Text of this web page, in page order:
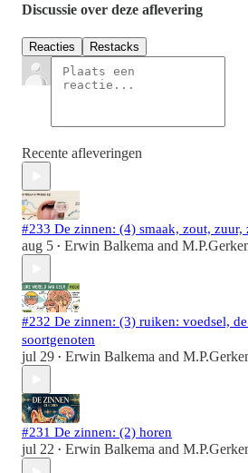
Discussie over deze aflevering
Reacties Restacks
Recente afleveringen
#233 De zinnen: (4) smaak, zout, zuur,
aug 5 • Erwin Balkema and
#232 De zinnen: (3) ruiken: voedsel,
soortgenoten
jul 29 • Erwin Balkema and
#231 De zinnen: (2) horen
jul 22 • Erwin Balkema and